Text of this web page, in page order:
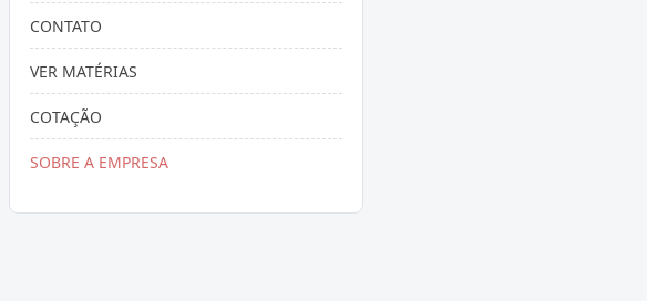
CONTATO
VER MATÉRIAS
COTAÇÃO
SOBRE A EMPRESA